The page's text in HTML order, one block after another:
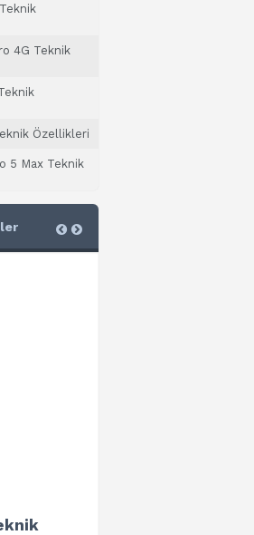
4G Teknik
Özellikleri
5 Max Teknik